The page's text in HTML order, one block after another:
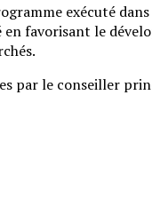
exécuté
favorisant le
par le conseiller